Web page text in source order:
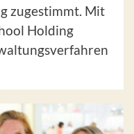
zugestimmt. Mit
Holding